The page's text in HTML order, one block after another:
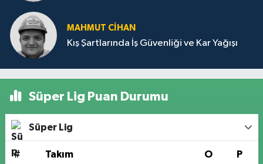
MAHMUT CİHAN
Kış Şartlarında İş Güvenliği ve Kar Yağışı
Süper Lig Puan Durumu
Süper Lig
# Takım O P